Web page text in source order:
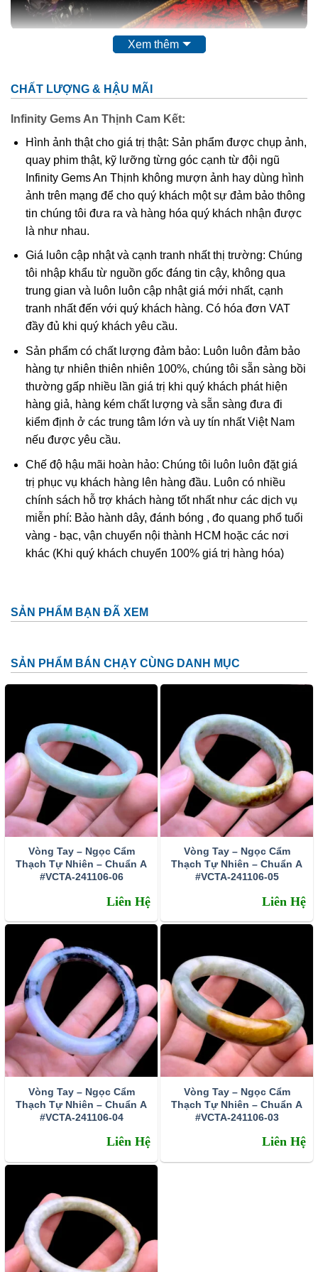
Thạch anh tóc vàng là gì?
Theo các nhà nghiên cứu khoa học thì
vàngcó tên khoa học là Rutilated Quartz. Chúng là một
trong những biến thể quý hiếm thuộc họ nhà thạch anh. Vì
anh quý hiếm do tinh thể này phải trải qua hàng chục triệu
năm dưới lòng đất, dưới cường độ áp xuất và nhiệt độ
cao. Được hình thành là do có trộn lẫn các tinh thể hình
kim, hình que do chất Titan Oxit trong thạch anh cộng
hưởng với các tinh thể rutile, tourmaline, feldspar. Nhìn
hợp với hiệu ứng quang học khi tiếp xúc với ánh sáng tạo
nên một vẻ đẹp khó cưỡng với bất kì ai hiểu biết về đá.
Tinh thể góc tóc thạch anh tóc vàng thường được gọi là
thạch anh tóc vàng hoa thị
Ở Việt Nam đá thạch anh tóc vàng phân bố khá ít. Thông
thường lượng này tìm thấy ở các mỏ khoáng sản ở tỉnh
chưa đủ độ để làm sản phẩm trang sức! Nguồn đá thạch
anh tóc xuất hiện nhiều tại VN chủ yếu là đá nhập khẩu từ
3 sự thật về ý nghĩa đá tóc vàng
Thạch anh tóc vàng giúp con người sẽ giúp con người giải
tỏa căng thẳng nhanh chóng nhất. Bởi nó có tác dụng điều
hòa lưu thông khí huyết, cân bằng hệ thần kinh trung
ương. khi sử dụng mọi người sẽ cảm thấy nhẹ nhõm và
thoải mái tâm hồn hơn. Khi đấy con người sẽ có suy nghĩ
tích cực, đầu óc sáng suốt hơn để tìm ra con đường đi
mới. Theo các nhà Thạch học, thì thạch anh tóc vàng
cho chủ nhân. Do vậy, thường xuyên để thạch anh tóc
vàng gần vùng thái dương sẽ giúp trí tuệ mở mang, đầu óc
minh mẫn và khơi nguồn cảm hứng sáng tạo mạnh mẽ
hơn. Khiến chủ nhân không ngừng phát triển và thành
công trên con đường danh vọng.
chuyền
Thạch anh tóc vàng có trường năng lượng vô cùng mạnh
mẽ, có khả năng trấn tĩnh, điều hòa tinh thần và lấy lại sự
tự tin cho chủ nhân. Trong những trường hợp còn do dự
hay thiếu quyết đoán về một vấn đề gì đó. Hãy đeo vòng
Xem thêm
CHẤT LƯỢNG & HẬU MÃI
Infinity Gems An Thịnh Cam Kết:
Hình ảnh thật cho giá trị thật: Sản phẩm được chụp ảnh,
quay phim thật, kỹ lưỡng từng góc cạnh từ đội ngũ
Infinity Gems An Thịnh không mượn ảnh hay dùng hình
ảnh trên mạng để cho quý khách một sự đảm bảo thông
tin chúng tôi đưa ra và hàng hóa quý khách nhận được
là như nhau.
Giá luôn cập nhật và cạnh tranh nhất thị trường: Chúng
tôi nhập khẩu từ nguồn gốc đáng tin cậy, không qua
trung gian và luôn luôn cập nhật giá mới nhất, cạnh
tranh nhất đến với quý khách hàng. Có hóa đơn VAT
đầy đủ khi quý khách yêu cầu.
Sản phẩm có chất lượng đảm bảo: Luôn luôn đảm bảo
hàng tự nhiên thiên nhiên 100%, chúng tôi sẵn sàng bồi
thường gấp nhiều lần giá trị khi quý khách phát hiện
hàng giả, hàng kém chất lượng và sẵn sàng đưa đi
kiểm định ở các trung tâm lớn và uy tín nhất Việt Nam
nếu được yêu cầu.
Chế độ hậu mãi hoàn hảo: Chúng tôi luôn luôn đặt giá
trị phục vụ khách hàng lên hàng đầu. Luôn có nhiều
chính sách hỗ trợ khách hàng tốt nhất như các dịch vụ
miễn phí: Bảo hành dây, đánh bóng , đo quang phổ tuổi
vàng - bạc, vận chuyển nội thành HCM hoặc các nơi
khác (Khi quý khách chuyển 100% giá trị hàng hóa)
SẢN PHẨM BẠN ĐÃ XEM
SẢN PHẨM BÁN CHẠY CÙNG DANH MỤC
Vòng Tay – Ngọc Cẩm
Thạch Tự Nhiên – Chuẩn A
#VCTA-241106-06
Liên Hệ
Vòng Tay – Ngọc Cẩm
Thạch Tự Nhiên – Chuẩn A
#VCTA-241106-05
Liên Hệ
Vòng Tay – Ngọc Cẩm
Thạch Tự Nhiên – Chuẩn A
#VCTA-241106-04
Liên Hệ
Vòng Tay – Ngọc Cẩm
Thạch Tự Nhiên – Chuẩn A
#VCTA-241106-03
Liên Hệ